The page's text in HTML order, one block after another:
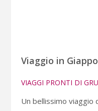
Viaggio in
VIAGGI PRONTI DI
Un bellissimo viaggio